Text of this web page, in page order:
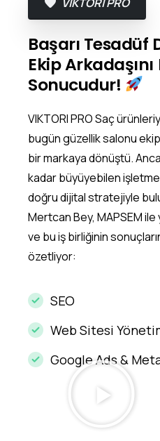
Başarı Tesadüf
Ekip
Sonucudur!
VIKTORI PRO Saç
bugün güzellik salonu
bir markaya dönüştü.
kadar büyüyebilen
doğru dijital stratejiyle
Mertcan Bey, MAPSEM ile
ve bu iş birliğinin
özetliyor:
SEO
Web Sitesi
Google Ads &